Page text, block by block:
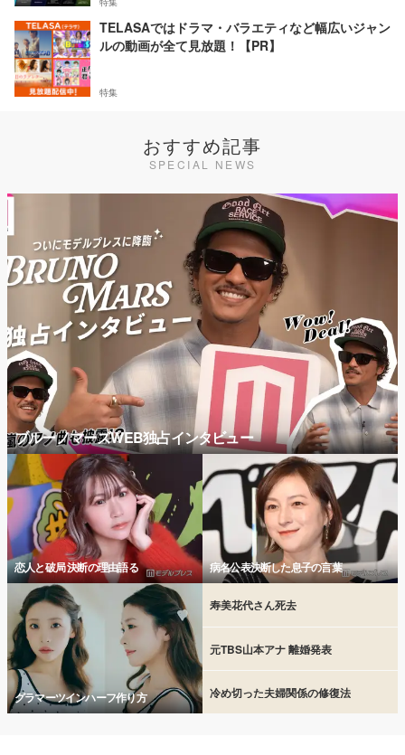
TELASAではドラマ・バラエティなど幅広いジャン
ルの動画が全て見放題！【PR】
特集
おすすめ記事
SPECIAL NEWS
ブルーノマーズWEB独占インタビュー
恋人と破局 決断の理由語る 病名公表決断した息子の言葉
グラマーツインハーフ作り方
寿美花代さん死去
元TBS山本アナ 離婚発表
冷め切った夫婦関係の修復法